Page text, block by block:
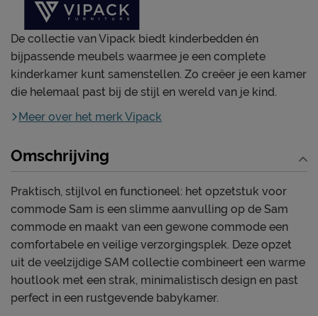
De collectie van Vipack biedt kinderbedden én
bijpassende meubels waarmee je een complete
kinderkamer kunt samenstellen. Zo creëer je een kamer
die helemaal past bij de stijl en wereld van je kind.
Meer over het merk Vipack
Omschrijving
Praktisch, stijlvol en functioneel: het opzetstuk voor
commode Sam is een slimme aanvulling op de Sam
commode en maakt van een gewone commode een
comfortabele en veilige verzorgingsplek. Deze opzet
uit de veelzijdige SAM collectie combineert een warme
houtlook met een strak, minimalistisch design en past
perfect in een rustgevende babykamer.